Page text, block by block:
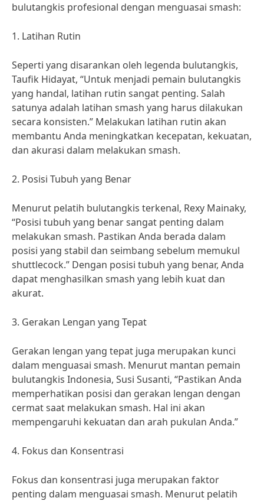
bulutangkis profesional dengan menguasai smash:
1. Latihan Rutin
Seperti yang disarankan oleh legenda bulutangkis,
Taufik Hidayat, “Untuk menjadi pemain bulutangkis
yang handal, latihan rutin sangat penting. Salah
satunya adalah latihan smash yang harus dilakukan
secara konsisten.” Melakukan latihan rutin akan
membantu Anda meningkatkan kecepatan, kekuatan,
dan akurasi dalam melakukan smash.
2. Posisi Tubuh yang Benar
Menurut pelatih bulutangkis terkenal, Rexy Mainaky,
“Posisi tubuh yang benar sangat penting dalam
melakukan smash. Pastikan Anda berada dalam
posisi yang stabil dan seimbang sebelum memukul
shuttlecock.” Dengan posisi tubuh yang benar, Anda
dapat menghasilkan smash yang lebih kuat dan
akurat.
3. Gerakan Lengan yang Tepat
Gerakan lengan yang tepat juga merupakan kunci
dalam menguasai smash. Menurut mantan pemain
bulutangkis Indonesia, Susi Susanti, “Pastikan Anda
memperhatikan posisi dan gerakan lengan dengan
cermat saat melakukan smash. Hal ini akan
mempengaruhi kekuatan dan arah pukulan Anda.”
4. Fokus dan Konsentrasi
Fokus dan konsentrasi juga merupakan faktor
penting dalam menguasai smash. Menurut pelatih